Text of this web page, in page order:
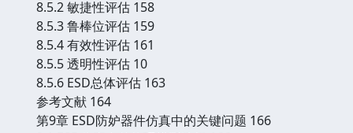
8.5.2 敏捷性评估 158
8.5.3 鲁棒位评估 159
8.5.4 有效性评估 161
8.5.5 透明性评估 10
8.5.6 ESD总体评估 163
参考文献 164
第9章 ESD防妒器件仿真中的关键问题 166